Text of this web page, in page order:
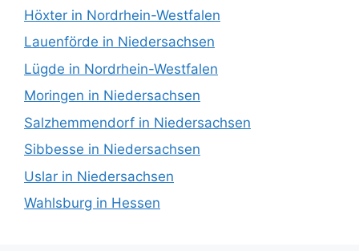
Höxter in Nordrhein-Westfalen
Lauenförde in Niedersachsen
Lügde in Nordrhein-Westfalen
Moringen in Niedersachsen
Salzhemmendorf in Niedersachsen
Sibbesse in Niedersachsen
Uslar in Niedersachsen
Wahlsburg in Hessen